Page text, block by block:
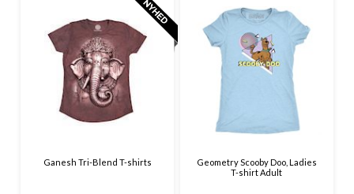
Ganesh Tri-Blend T-shirts
Geometry Scooby Doo, Ladies
T-shirt Adult